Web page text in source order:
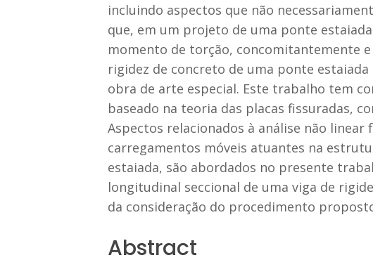
incluindo aspectos que não
que, em um projeto de uma ponte
momento de torção, concomitantemente
rigidez de concreto de uma ponte
obra de arte especial. Este trabalho tem
baseado na teoria das placas fissuradas,
Aspectos relacionados à análise não
carregamentos móveis atuantes na
estaiada, são abordados no presente
longitudinal seccional de uma viga de
da consideração do procedimento
Abstract